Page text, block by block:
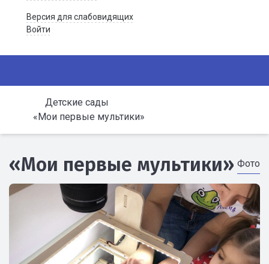
Версия для слабовидящих
Войти
Детские сады
«Мои первые мультики»
«Мои первые мультики» Фото